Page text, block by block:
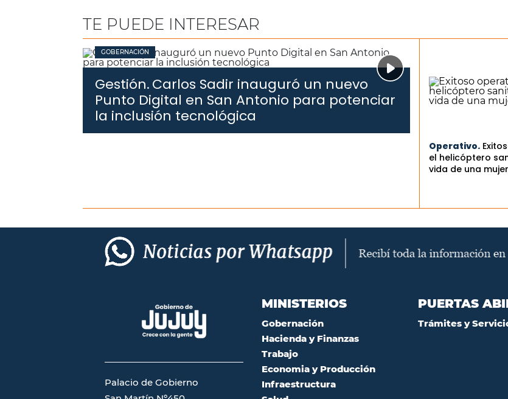
TE PUEDE INTERESAR
GOBERNACIÓN
Gestión.Carlos Sadir inauguró un nuevo
Punto Digital en San Antonio para potenciar
la inclusión tecnológica
Operativo.
el helicóptero
vida de una
Palacio de Gobierno
MINISTERIOS
Gobernación
Hacienda y Finanzas
Trabajo
Economia y Producción
Infraestructura
PUERTAS
Trámites y